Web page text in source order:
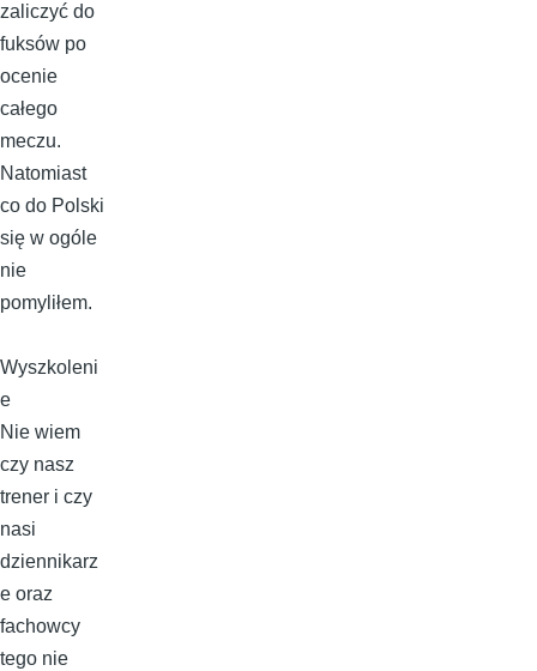
zaliczyć do
fuksów po
ocenie
całego
meczu.
Natomiast
co do Polski
się w ogóle
nie
pomyliłem.
Wyszkoleni
e
Nie wiem
czy nasz
trener i czy
nasi
dziennikarz
e oraz
fachowcy
tego nie